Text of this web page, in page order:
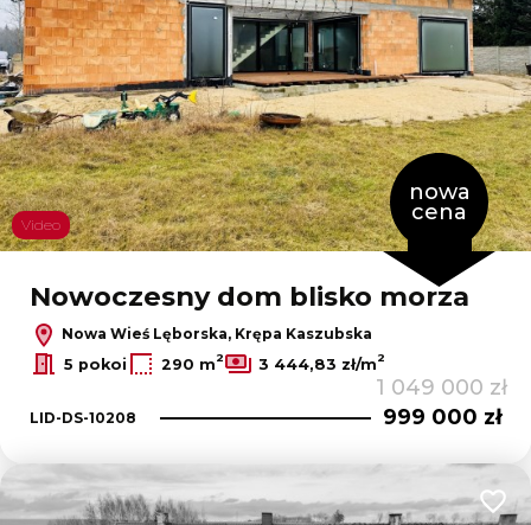
Video
nowa
cena
Nowoczesny dom blisko morza
Nowa Wieś Lęborska, Krępa Kaszubska
5 pokoi
290 m2 3 444,83 zł/m2
1 049 000 zł
LID-DS-10208 999 000 zł